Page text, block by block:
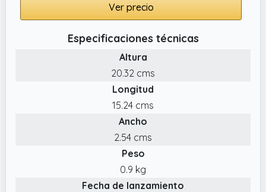
Ver precio
Especificaciones técnicas
Altura
20.32 cms
Longitud
15.24 cms
Ancho
2.54 cms
Peso
0.9 kg
Fecha de lanzamiento